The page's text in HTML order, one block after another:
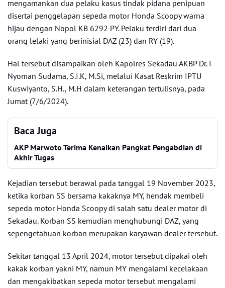
mengamankan dua pelaku kasus tindak pidana penipuan
disertai penggelapan sepeda motor Honda Scoopy warna
hijau dengan Nopol KB 6292 PY. Pelaku terdiri dari dua
orang lelaki yang berinisial DAZ (23) dan RY (19).
Hal tersebut disampaikan oleh Kapolres Sekadau AKBP Dr. I
Nyoman Sudama, S.I.K, M.Si, melalui Kasat Reskrim IPTU
Kuswiyanto, S.H., M.H dalam keterangan tertulisnya, pada
Jumat (7/6/2024).
Baca Juga
AKP Marwoto Terima Kenaikan Pangkat Pengabdian di
Akhir Tugas
Kejadian tersebut berawal pada tanggal 19 November 2023,
ketika korban SS bersama kakaknya MY, hendak membeli
sepeda motor Honda Scoopy di salah satu dealer motor di
Sekadau. Korban SS kemudian menghubungi DAZ, yang
sepengetahuan korban merupakan karyawan dealer tersebut.
Sekitar tanggal 13 April 2024, motor tersebut dipakai oleh
kakak korban yakni MY, namun MY mengalami kecelakaan
dan mengakibatkan sepeda motor tersebut mengalami